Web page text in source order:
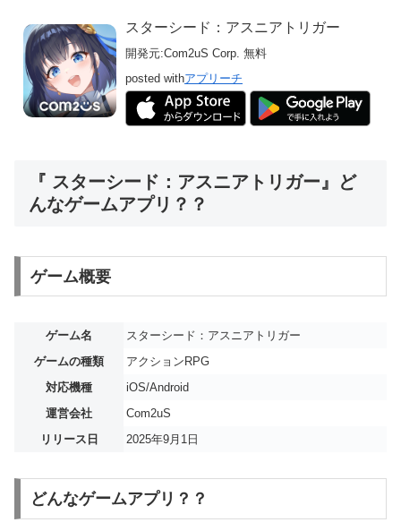
スターシード：アスニアトリガー
開発元:Com2uS Corp. 無料
posted withアプリーチ
『 スターシード：アスニアトリガー』ど
んなゲームアプリ？？
ゲーム概要
ゲーム名
スターシード：アスニアトリガー
ゲームの種類
アクションRPG
対応機種
iOS/Android
運営会社
Com2uS
リリース日
2025年9月1日
どんなゲームアプリ？？